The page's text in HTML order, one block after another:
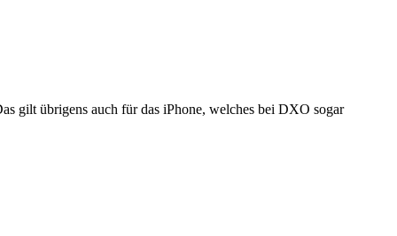
gilt übrigens auch für das iPhone, welches bei DXO sogar